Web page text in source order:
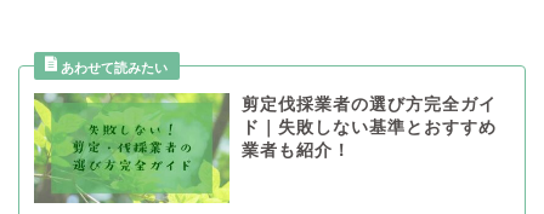
剪定伐採業者の選び方完全ガイ
ド｜失敗しない基準とおすすめ
業者も紹介！